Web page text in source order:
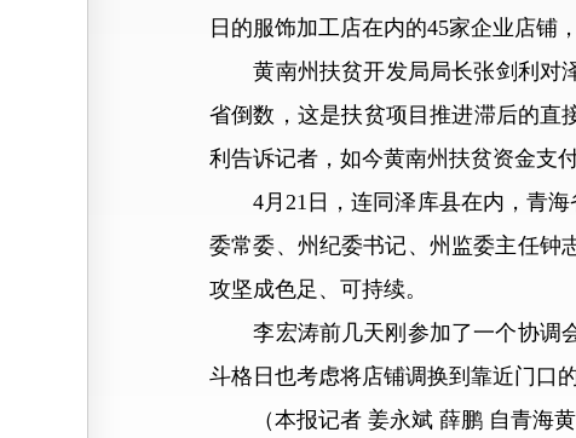
日的服饰加工店在内的45家企业店铺
黄南州扶贫开发局局长张剑利对泽
省倒数，这是扶贫项目推进滞后的直
利告诉记者，如今黄南州扶贫资金支
4月21日，连同泽库县在内，青海
委常委、州纪委书记、州监委主任钟
攻坚成色足、可持续。
李宏涛前几天刚参加了一个协调会
斗格日也考虑将店铺调换到靠近门口
（本报记者 姜永斌 薛鹏 自青海黄